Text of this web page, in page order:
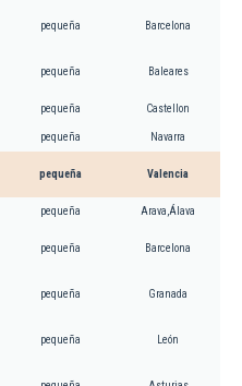
pequeña Barcelona
pequeña Baleares
pequeña Castellon
pequeña Navarra
pequeña Valencia
pequeña Arava,Álava
pequeña Barcelona
pequeña Granada
pequeña León